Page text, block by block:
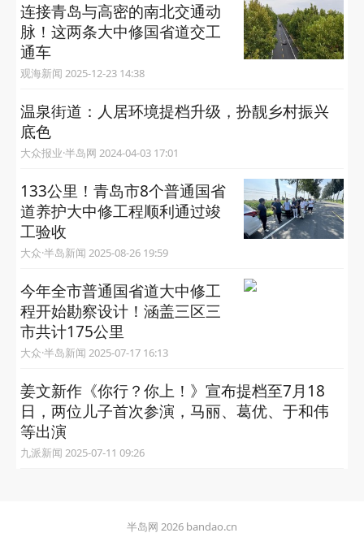
连接青岛与高密的南北交通动
脉！这两条大中修国省道交工
通车
观海新闻 2025-12-23 14:38
温泉街道：人居环境提档升级，扮靓乡村振兴
底色
大众报业·半岛网 2024-04-03 17:01
133公里！青岛市8个普通国省
道养护大中修工程顺利通过竣
工验收
大众·半岛新闻 2025-08-26 19:59
今年全市普通国省道大中修工
程开始勘察设计！涵盖三区三
市共计175公里
大众·半岛新闻 2025-07-17 16:13
姜文新作《你行？你上！》宣布提档至7月18
日，两位儿子首次参演，马丽、葛优、于和伟
等出演
九派新闻 2025-07-11 09:26
半岛网 2026 bandao.cn